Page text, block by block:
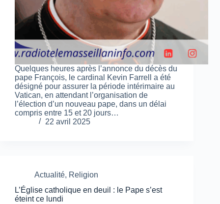
Quelques heures après l’annonce du décès du
pape François, le cardinal Kevin Farrell a été
désigné pour assurer la période intérimaire au
Vatican, en attendant l’organisation de
l’élection d’un nouveau pape, dans un délai
compris entre 15 et 20 jours…
22 avril 2025
Actualité, Religion
L’Église catholique en deuil : le Pape s’est
éteint ce lundi